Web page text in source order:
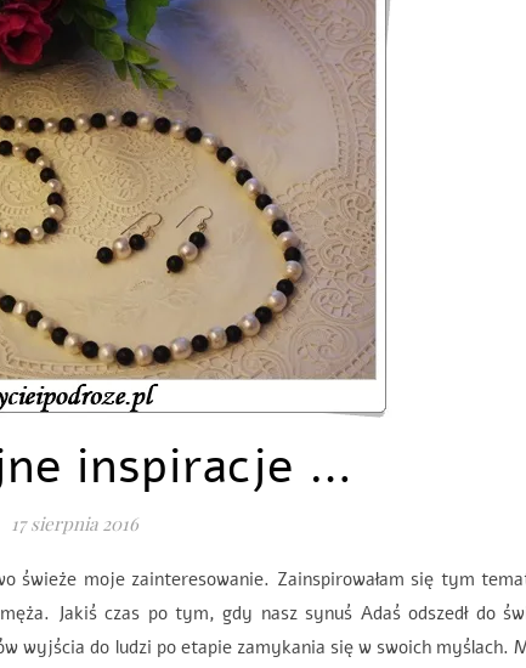
inspiracje …
17 sierpnia 2016
świeże moje zainteresowanie. Zainspirowałam się tym
Jakiś czas po tym, gdy nasz synuś Adaś odszedł do
wyjścia do ludzi po etapie zamykania się w swoich myślach.